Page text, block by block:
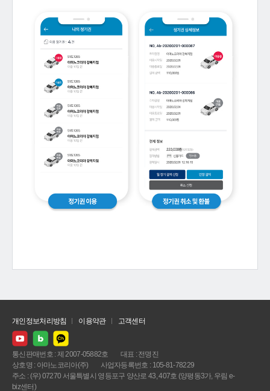
개인정보처리방침 이용약관 고객센터
통신판매번호 : 제 2007-05882호
대표 : 전명진
상호명 : 아마노코리아(주)
사업자등록번호 : 105-81-78229
주소 : (우) 07270 서울특별시 영등포구 양산로 43, 407호 (양평동3가, 우림 e-
biz센터)